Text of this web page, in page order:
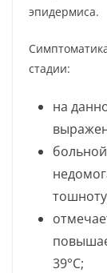
эпидермиса.
стадии:
на
39°С;